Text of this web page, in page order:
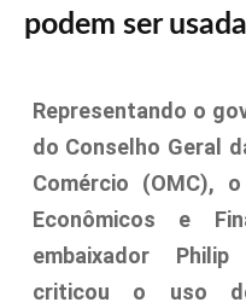
podem ser
Representando o
do Conselho Geral
Comércio (OMC),
Econômicos e
embaixador Philip
criticou o uso de